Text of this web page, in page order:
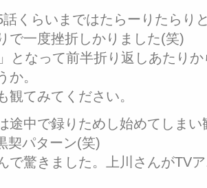
くらいまではたらーりたらり
で一度挫折しかりました(笑)
となって前半折り返しあたり
か。
観てみてください。
途中で録りためし始めてしま
契パターン(笑)
で驚きました。上川さんがTV